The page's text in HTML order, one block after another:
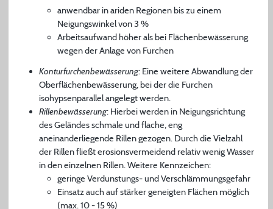
anwendbar in ariden Regionen bis zu einem
Neigungswinkel von 3 %
Arbeitsaufwand höher als bei Flächenbewässerung
wegen der Anlage von Furchen
Konturfurchenbewässerung: Eine weitere Abwandlung der
Oberflächenbewässerung, bei der die Furchen
isohypsenparallel angelegt werden.
Rillenbewässerung: Hierbei werden in Neigungsrichtung
des Geländes schmale und flache, eng
aneinanderliegende Rillen gezogen. Durch die Vielzahl
der Rillen fließt erosionsvermeidend relativ wenig Wasser
in den einzelnen Rillen. Weitere Kennzeichen:
geringe Verdunstungs- und Verschlämmungsgefahr
Einsatz auch auf stärker geneigten Flächen möglich
(max. 10 - 15 %)